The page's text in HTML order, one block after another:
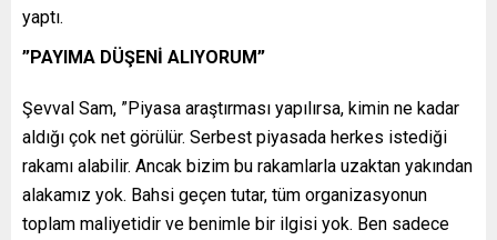
yaptı.
”PAYIMA DÜŞENİ ALIYORUM”
Şevval Sam, ”Piyasa araştırması yapılırsa, kimin ne kadar
aldığı çok net görülür. Serbest piyasada herkes istediği
rakamı alabilir. Ancak bizim bu rakamlarla uzaktan yakından
alakamız yok. Bahsi geçen tutar, tüm organizasyonun
toplam maliyetidir ve benimle bir ilgisi yok. Ben sadece